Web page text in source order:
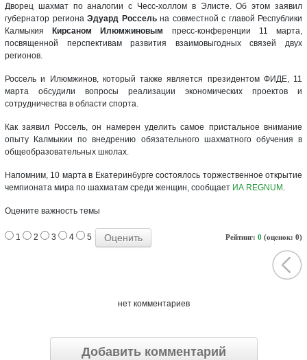
Дворец шахмат по аналогии с Чесс-холлом в Элисте. Об этом заявил
губернатор региона Эдуард Россельна совместной с главой Республики
Калмыкия
Кирсаном Илюмжиновым
пресс-конференции 11 марта,
посвященной перспективам развития взаимовыгодных связей двух
регионов.
Россель и Илюмжинов, который также является президентом ФИДЕ, 11
марта обсудили вопросы реализации экономических проектов и
сотрудничества в области спорта.
Как заявил Россель, он намерен уделить самое пристальное внимание
опыту Калмыкии по внедрению обязательного шахматного обучения в
общеобразовательных школах.
Напомним, 10 марта в Екатеринбурге состоялось торжественное открытие
чемпионата мира по шахматам среди женщин, сообщает ИА REGNUM .
Оцените важность темы
Рейтинг: 0 (оценок: 0)
1 2 3 4 5
нет комментариев
Добавить комментарий